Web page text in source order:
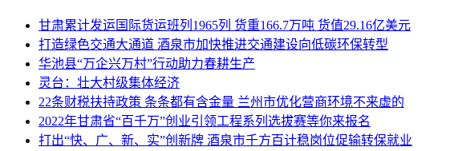
甘肃累计发运国际货运班列1965列 货重166.7万吨 货值29.16亿美元
打造绿色交通大通道 酒泉市加快推进交通建设向低碳环保转型
华池县“万企兴万村”行动助力春耕生产
灵台：壮大村级集体经济
22条财税扶持政策 条条都有含金量 兰州市优化营商环境不来虚的
2022年甘肃省“百千万”创业引领工程系列选拔赛等你来报名
打出“快、广、新、实”创新牌 酒泉市千方百计稳岗位促输转保就业